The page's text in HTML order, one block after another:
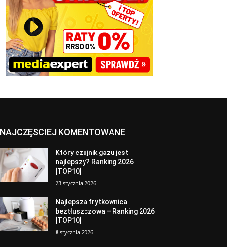
NAJCZĘSCIEJ KOMENTOWANE
Który czujnik gazu jest
najlepszy? Ranking 2026
[TOP10]
23 stycznia 2026
Najlepsza frytkownica
beztłuszczowa – Ranking 2026
[TOP10]
8 stycznia 2026